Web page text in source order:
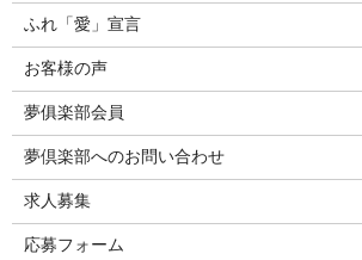
ふれ「愛」宣言
お客様の声
夢俱楽部会員
夢倶楽部へのお問い合わせ
求人募集
応募フォーム